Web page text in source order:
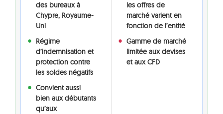
des bureaux à
Chypre, Royaume-
Uni
les offres de
marché varient en
fonction de l’entité
Régime
d’indemnisation et
protection contre
les soldes négatifs
Gamme de marché
limitée aux devises
et aux CFD
Convient aussi
bien aux débutants
qu’aux